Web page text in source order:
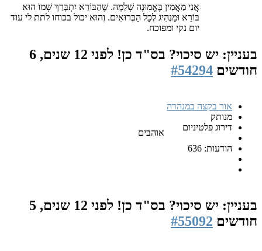
אֲנִי מַאֲמִין בֶּאֱמוּנָה שְׁלֵמָה. שֶׁהַבּוֹרֵא יִתְבָּרַךְ שְׁמוֹ הוּא
בּוֹרֵא וּמַנְהִיג לְכָל הַבְּרוּאִים. וְהוּא יכול בכוחו לתת לי עוד
יום נקי ומפוכח.
בעניין: יש סיכוי? בס"ד כן!
לפני 12 שנים, 6
חודשים #54294
אור בקצה במנהרה
מנותק
דירוג פלטיניום
הודעות: 636
אוהבים
בעניין: יש סיכוי? בס"ד כן!
לפני 12 שנים, 5
חודשים #55092